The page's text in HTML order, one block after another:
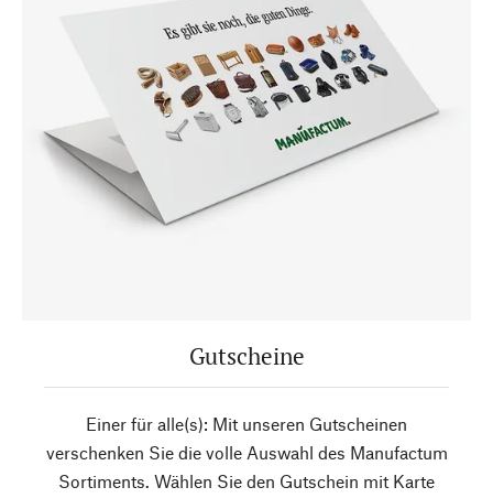
Gutscheine
Einer für alle(s): Mit unseren Gutscheinen
verschenken Sie die volle Auswahl des Manufactum
Sortiments. Wählen Sie den Gutschein mit Karte